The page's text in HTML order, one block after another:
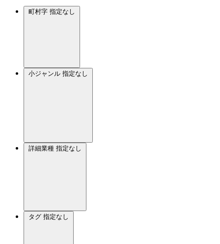
町村字 指定なし
小ジャンル 指定なし
詳細業種 指定なし
タグ 指定なし